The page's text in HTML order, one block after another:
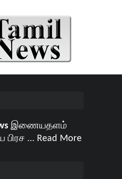
இணையதளம்
பிரச ... Read More